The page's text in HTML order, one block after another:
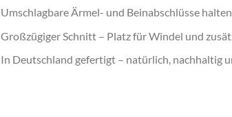
Umschlagbare Ärmel- und Beinabschlüsse
Großzügiger Schnitt – Platz für Windel und
In Deutschland gefertigt – natürlich, nachhaltig